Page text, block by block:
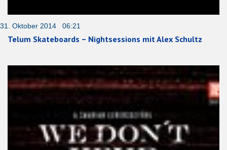
31. Oktober 2014 06:21
Telum Skateboards – Nightsessions mit Alex Schultz